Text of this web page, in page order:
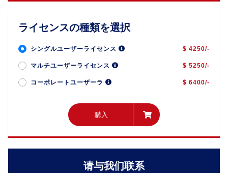
ライセンスの種類を選択
シングルユーザーライセンス $ 4250/-
マルチユーザーライセンス $ 5250/-
コーポレートユーザーラ $ 6400/-
購入
请与我们联系